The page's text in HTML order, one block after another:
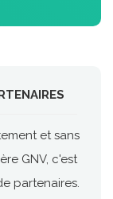
et sans
GNV, c'est
partenaires.